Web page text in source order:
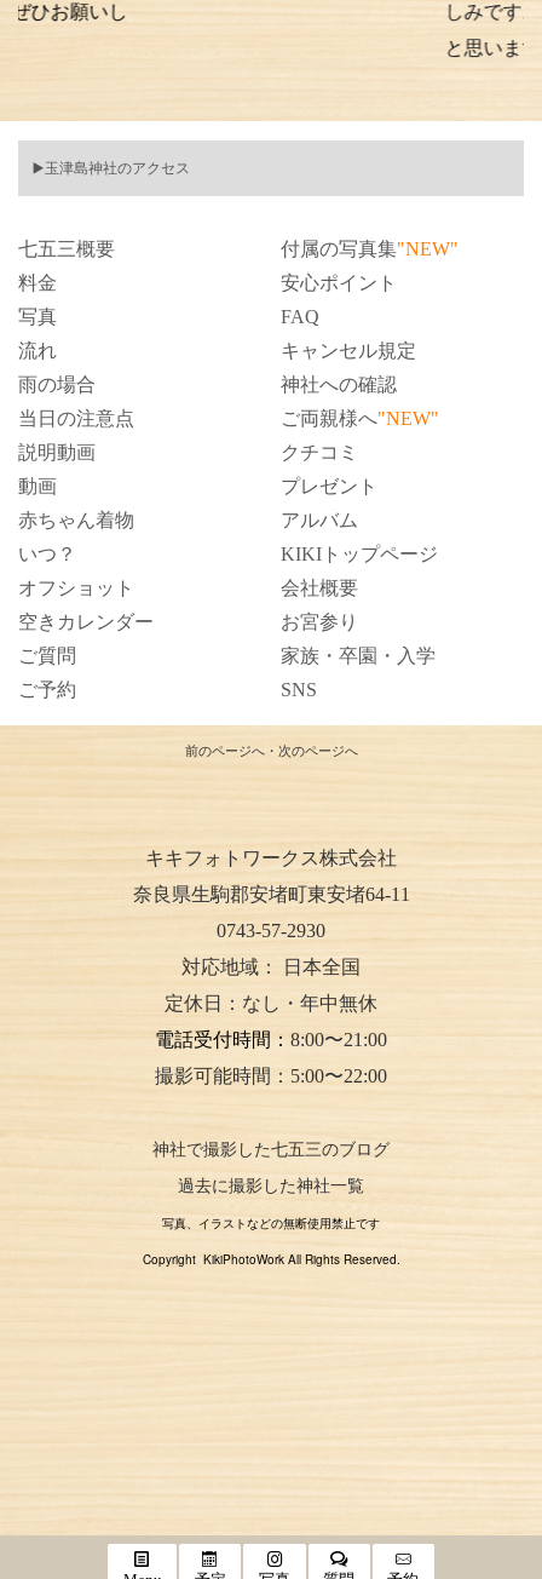
いし
しみです。また次
と思います。
▶️玉津島神社のアクセス
七五三概要
料金
写真
流れ
雨の場合
当日の注意点
説明動画
動画
赤ちゃん着物
いつ？
オフショット
空きカレンダー
ご質問
ご予約
付属の写真集"NEW"
安心ポイント
FAQ
キャンセル規定
神社への確認
ご両親様へ"NEW"
クチコミ
プレゼント
アルバム
KIKIトップページ
会社概要
お宮参り
家族・卒園・入学
SNS
前のページへ・ 次のページへ
キキフォトワークス株式会社
奈良県生駒郡安堵町東安堵64-11
0743-57-2930
対応地域：
日本全国
定休日：なし・年中無休
電話受付時間： 8:00〜21:00
撮影可能時間：5:00〜22:00
神社で撮影した七五三のブログ
過去に撮影した神社一覧
写真、イラストなどの無断使用禁止です
Copyright KikiPhotoWork All Rights Reserved.